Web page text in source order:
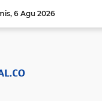
6 Agu 2026